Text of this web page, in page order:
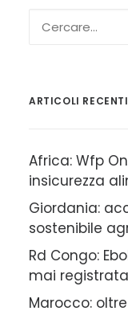
ARTICOLI RECENTI
Africa: Wfp
insicurezza
Giordania:
sostenibile
Rd Congo:
mai
Marocco: